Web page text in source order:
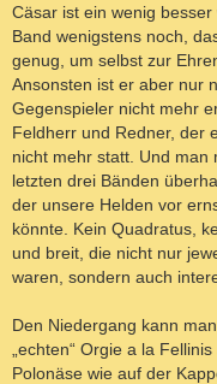
Cäsar ist ein wenig
Band wenigstens noch,
genug, um selbst zur
Ansonsten ist er aber nur
Gegenspieler nicht mehr
Feldherr und Redner, der
nicht mehr statt. Und man
letzten drei Bänden
der unsere Helden vor
könnte. Kein Quadratus,
und breit, die nicht nur
waren, sondern auch
Den Niedergang kann
„echten“ Orgie a la
Polonäse wie auf der